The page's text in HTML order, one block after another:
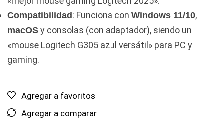
Compatibilidad : Funciona con Windows 11/10,
macOS y consolas (con adaptador), siendo un
«mouse Logitech G305 azul versátil» para PC y
gaming.
Agregar a favoritos
Agregar a comparar